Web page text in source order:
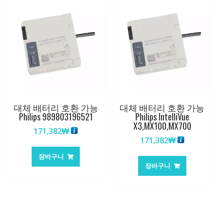
대체 배터리 호환 가능
Philips 989803196521
171,382₩
장바구니
대체 배터리 호환 가능
Philips IntelliVue
X3,MX100,MX700
171,382₩
장바구니